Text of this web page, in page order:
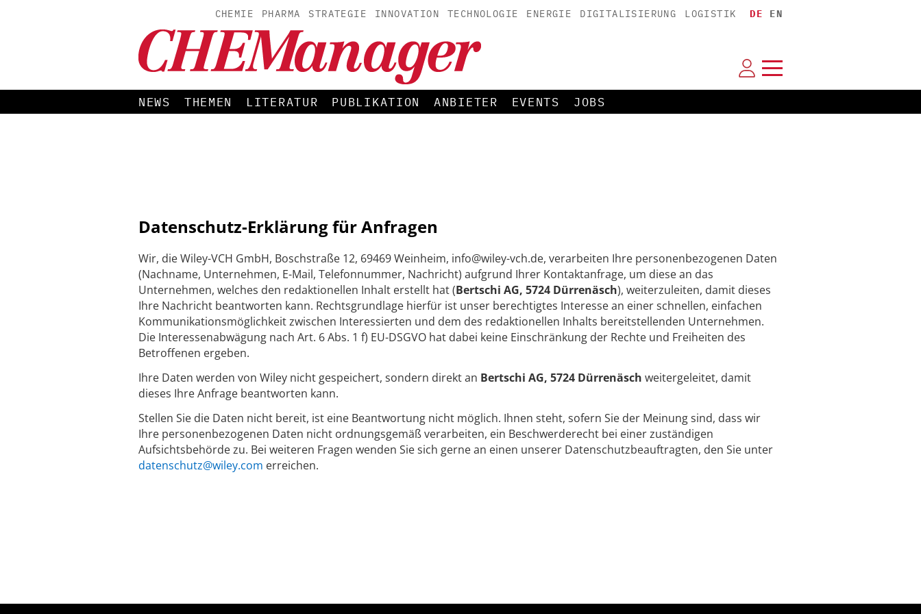
CHEMIE PHARMA STRATEGIE INNOVATION TECHNOLOGIE ENERGIE DIGITALISIERUNG LOGISTIK DE EN
NEWS THEMEN LITERATUR PUBLIKATION ANBIETER EVENTS JOBS
Datenschutz-Erklärung für Anfragen
Wir, die Wiley-VCH GmbH, Boschstraße 12, 69469 Weinheim, info@wiley-vch.de, verarbeiten Ihre personenbezogenen Daten
(Nachname, Unternehmen, E-Mail, Telefonnummer, Nachricht) aufgrund Ihrer Kontaktanfrage, um diese an das
Unternehmen, welches den redaktionellen Inhalt erstellt hat (Bertschi AG, 5724 Dürrenäsch), weiterzuleiten, damit dieses
Ihre Nachricht beantworten kann. Rechtsgrundlage hierfür ist unser berechtigtes Interesse an einer schnellen, einfachen
Kommunikationsmöglichkeit zwischen Interessierten und dem des redaktionellen Inhalts bereitstellenden Unternehmen.
Die Interessenabwägung nach Art. 6 Abs. 1 f) EU-DSGVO hat dabei keine Einschränkung der Rechte und Freiheiten des
Betroffenen ergeben.
Ihre Daten werden von Wiley nicht gespeichert, sondern direkt an Bertschi AG, 5724 Dürrenäsch weitergeleitet, damit
dieses Ihre Anfrage beantworten kann.
Stellen Sie die Daten nicht bereit, ist eine Beantwortung nicht möglich. Ihnen steht, sofern Sie der Meinung sind, dass wir
Ihre personenbezogenen Daten nicht ordnungsgemäß verarbeiten, ein Beschwerderecht bei einer zuständigen
Aufsichtsbehörde zu. Bei weiteren Fragen wenden Sie sich gerne an einen unserer Datenschutzbeauftragten, den Sie unter
datenschutz@wiley.com erreichen.